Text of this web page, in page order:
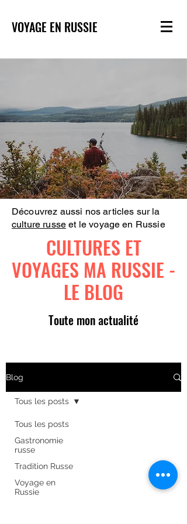
VOYAGE EN RUSSIE
Découvrez aussi nos articles sur la
culture russe et le voyage en Russie
CULTURES ET
VOYAGES MA RUSSIE -
LE BLOG
Toute mon actualité
Blog
Tous les posts
Gastronomie
russe
Tradition Russe
Voyage en
Russie
Tous les posts